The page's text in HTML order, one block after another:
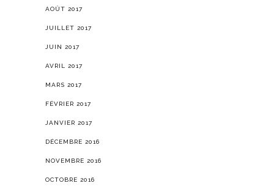
AOÛT 2017
JUILLET 2017
JUIN 2017
AVRIL 2017
MARS 2017
FÉVRIER 2017
JANVIER 2017
DÉCEMBRE 2016
NOVEMBRE 2016
OCTOBRE 2016